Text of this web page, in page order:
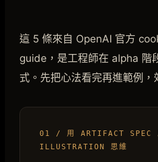
這 5 條來自 OpenAI 官方
guide，是工程師在 alpha 階
式。先把心法看完再進範例，
01 / 用 ARTIFACT SPEC
ILLUSTRATION 思維